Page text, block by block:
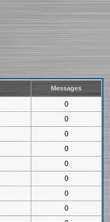
Messages
0
0
0
0
0
0
0
0